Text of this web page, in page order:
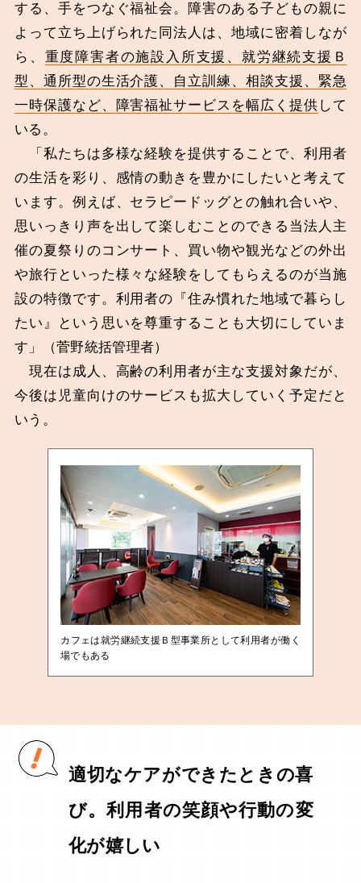
する、手をつなぐ福祉会。障害のある子どもの親に
よって立ち上げられた同法人は、地域に密着しなが
ら、 重度障害者の施設入所支援、就労継続支援Ｂ
型、通所型の生活介護、自立訓練、相談支援、緊急
一時保護など、障害福祉サービスを幅広く提供 して
いる。
「私たちは多様な経験を提供することで、利用者
の生活を彩り、感情の動きを豊かにしたいと考えて
います。例えば、セラピードッグとの触れ合いや、
思いっきり声を出して楽しむことのできる当法人主
催の夏祭りのコンサート、買い物や観光などの外出
や旅行といった様々な経験をしてもらえるのが当施
設の特徴です。利用者の『住み慣れた地域で暮らし
たい』という思いを尊重することも大切にしていま
す」（菅野統括管理者）
現在は成人、高齢の利用者が主な支援対象だが、
今後は児童向けのサービスも拡大していく予定だと
いう。
カフェは就労継続支援Ｂ型事業所として利用者が働く
場でもある
適切なケアができたときの喜
び。利用者の笑顔や行動の変
化が嬉しい